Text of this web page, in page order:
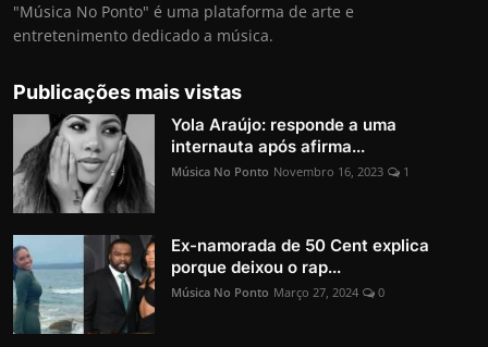
"Música No Ponto" é uma plataforma de arte e
entretenimento dedicado a música.
Publicações mais vistas
Yola Araújo: responde a uma
internauta após afirma...
Música No Ponto Novembro 16, 2023 1
Ex-namorada de 50 Cent explica
porque deixou o rap...
Música No Ponto Março 27, 2024 0